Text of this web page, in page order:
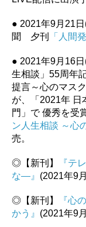
● 2021年9月21
聞 夕刊
「人間
● 2021年9月16
生相談」55周年
提言～心のマス
が、「2021年 日
門」で 優秀を受
ン人生相談 ～心
売。
◎【新刊】
『テ
な―』 (2021年9
◎【新刊】
『心
かう』 (2021年9